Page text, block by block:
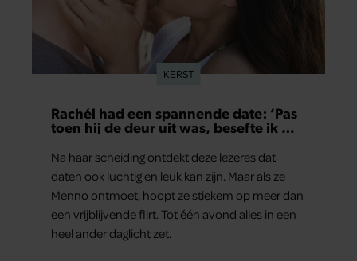
KERST
Rachél had een spannende date: ‘Pas
toen hij de deur uit was, besefte ik wat
Na haar scheiding ontdekt deze lezeres dat
daten ook luchtig en leuk kan zijn. Maar als ze
Menno ontmoet, hoopt ze stiekem op meer dan
een vrijblijvende flirt. Tot één avond alles in een
heel ander daglicht zet.